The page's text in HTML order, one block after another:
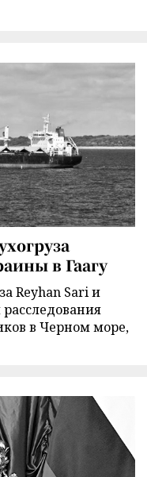
в Гаагу
Reyhan Sari и
в Черном море,